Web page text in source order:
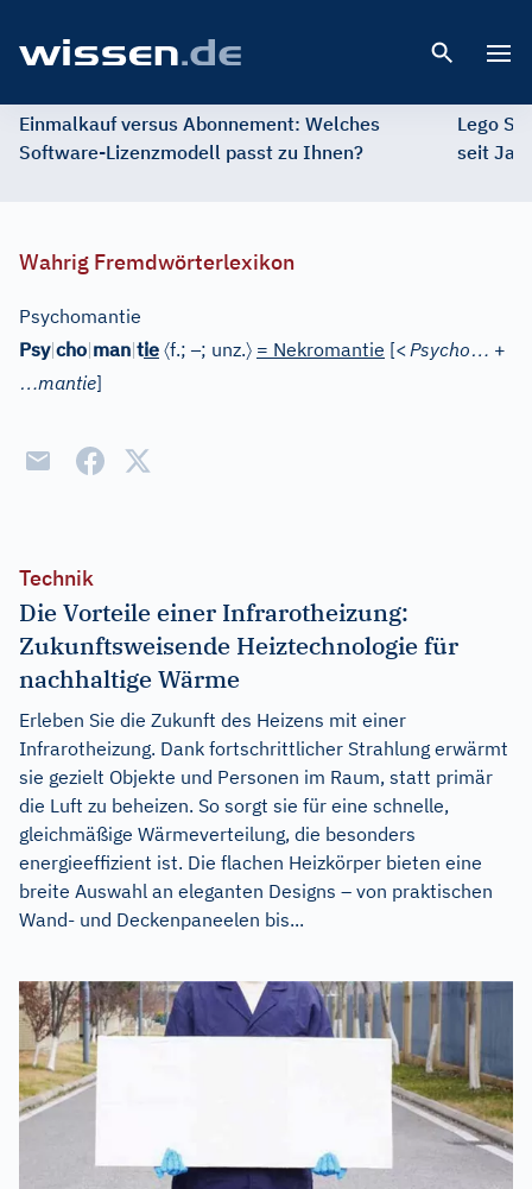
Einmalkauf versus Abonnement: Welches
Software-Lizenzmodell passt zu Ihnen?
Lego
seit
Wahrig Fremdwörterlexikon
Psychomantie
Psy|cho|man|tie 〈f.;–; unz.〉 = Nekromantie [<Psycho… +
…mantie]
Technik
Die Vorteile einer Infrarotheizung:
Zukunftsweisende Heiztechnologie für
nachhaltige Wärme
Erleben Sie die Zukunft des Heizens mit einer
Infrarotheizung. Dank fortschrittlicher Strahlung erwärmt
sie gezielt Objekte und Personen im Raum, statt primär
die Luft zu beheizen. So sorgt sie für eine schnelle,
gleichmäßige Wärmeverteilung, die besonders
energieeffizient ist. Die flachen Heizkörper bieten eine
breite Auswahl an eleganten Designs – von praktischen
Wand- und Deckenpaneelen bis...